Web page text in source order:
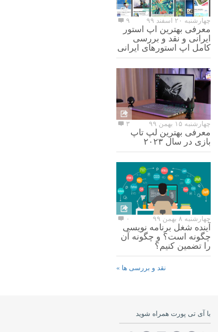
چهارشنبه ۲۰ اسفند ۹۹ ۹
معرفی بهترین اپ استور
ایرانی و نقد و بررسی
کامل اپ استورهای ایرانی
چهارشنبه ۱۵ بهمن ۹۹ ۳
معرفی بهترین لپ تاپ
بازی در سال ۲۰۲۳
چهارشنبه ۸ بهمن ۹۹ ۰
آینده شغل برنامه نویسی
چگونه است؟ و چگونه آن
را تضمین کنیم؟
نقد و بررسی ها »
با آی تی پورت همراه شوید